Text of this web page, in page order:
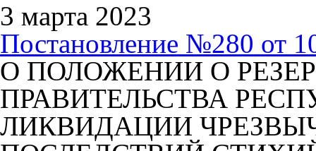
3 марта 2023
Постановление №280 от
О ПОЛОЖЕНИИ О
ПРАВИТЕЛЬСТВА
ЛИКВИДАЦИИ